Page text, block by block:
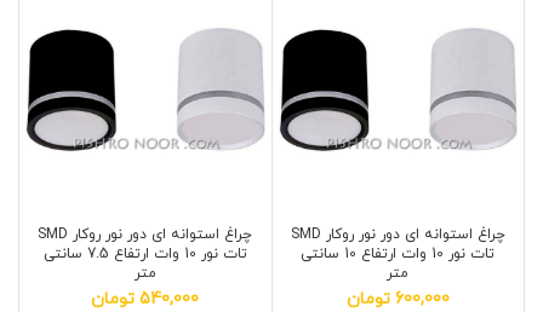
چراغ استوانه ای دور نور روکار SMD
تات نور 10 وات ارتفاع 10 سانتی
متر
600,000 تومان
چراغ استوانه ای دور نور روکار SMD
تات نور 10 وات ارتفاع 7.5 سانتی
متر
540,000 تومان